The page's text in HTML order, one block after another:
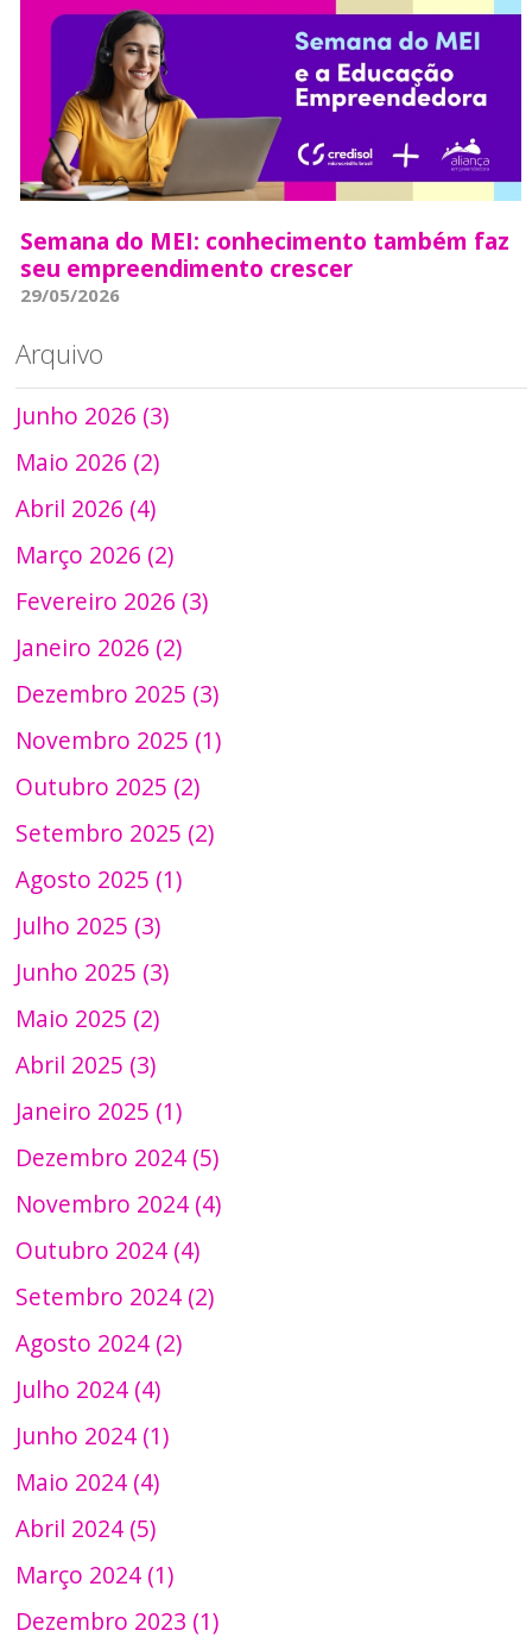
Semana do MEI: conhecimento também faz
seu empreendimento crescer
29/05/2026
Arquivo
Junho 2026 (3)
Maio 2026 (2)
Abril 2026 (4)
Março 2026 (2)
Fevereiro 2026 (3)
Janeiro 2026 (2)
Dezembro 2025 (3)
Novembro 2025 (1)
Outubro 2025 (2)
Setembro 2025 (2)
Agosto 2025 (1)
Julho 2025 (3)
Junho 2025 (3)
Maio 2025 (2)
Abril 2025 (3)
Janeiro 2025 (1)
Dezembro 2024 (5)
Novembro 2024 (4)
Outubro 2024 (4)
Setembro 2024 (2)
Agosto 2024 (2)
Julho 2024 (4)
Junho 2024 (1)
Maio 2024 (4)
Abril 2024 (5)
Março 2024 (1)
Dezembro 2023 (1)